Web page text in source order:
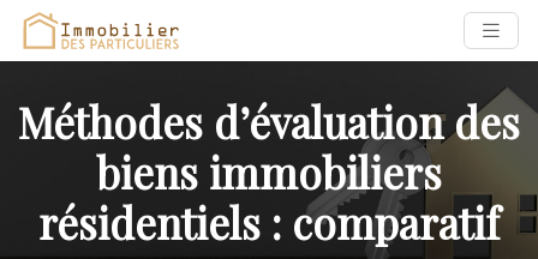
Méthodes d’évaluation des
biens immobiliers
résidentiels : comparatif